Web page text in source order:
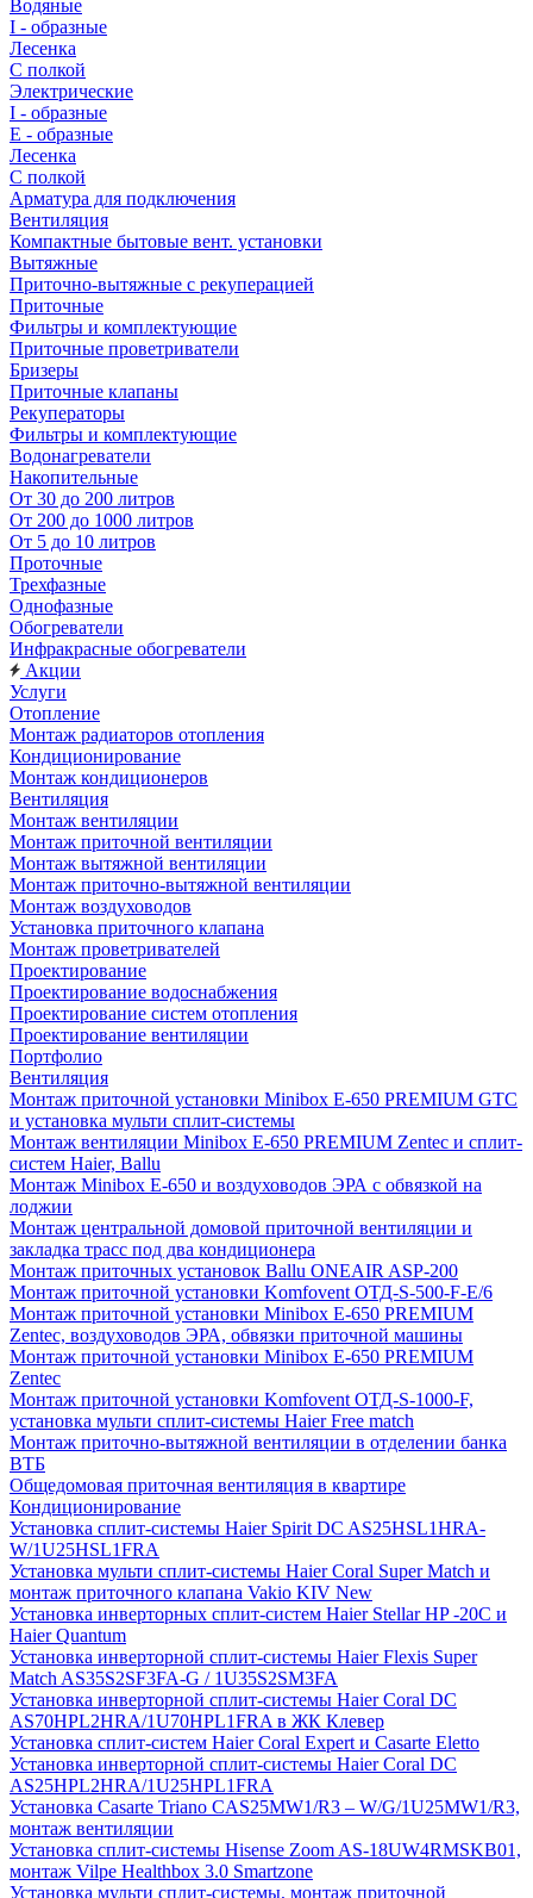
Водяные
I - образные
Лесенка
С полкой
Электрические
I - образные
E - образные
Лесенка
С полкой
Арматура для подключения
Вентиляция
Компактные бытовые вент. установки
Вытяжные
Приточно-вытяжные с рекуперацией
Приточные
Фильтры и комплектующие
Приточные проветриватели
Бризеры
Приточные клапаны
Рекуператоры
Фильтры и комплектующие
Водонагреватели
Накопительные
От 30 до 200 литров
От 200 до 1000 литров
От 5 до 10 литров
Проточные
Трехфазные
Однофазные
Обогреватели
Инфракрасные обогреватели
Акции
Услуги
Отопление
Монтаж радиаторов отопления
Кондиционирование
Монтаж кондиционеров
Вентиляция
Монтаж вентиляции
Монтаж приточной вентиляции
Монтаж вытяжной вентиляции
Монтаж приточно-вытяжной вентиляции
Монтаж воздуховодов
Установка приточного клапана
Монтаж проветривателей
Проектирование
Проектирование водоснабжения
Проектирование систем отопления
Проектирование вентиляции
Портфолио
Вентиляция
Монтаж приточной установки Minibox E-650 PREMIUM GTC
и установка мульти сплит-системы
Монтаж вентиляции Minibox E-650 PREMIUM Zentec и сплит-
систем Haier, Ballu
Монтаж Minibox E-650 и воздуховодов ЭРА с обвязкой на
лоджии
Монтаж центральной домовой приточной вентиляции и
закладка трасс под два кондиционера
Монтаж приточных установок Ballu ONEAIR ASP-200
Монтаж приточной установки Komfovent ОТД-S-500-F-E/6
Монтаж приточной установки Minibox E-650 PREMIUM
Zentec, воздуховодов ЭРА, обвязки приточной машины
Монтаж приточной установки Minibox E-650 PREMIUM
Zentec
Монтаж приточной установки Komfovent ОТД-S-1000-F,
установка мульти сплит-системы Haier Free match
Монтаж приточно-вытяжной вентиляции в отделении банка
ВТБ
Общедомовая приточная вентиляция в квартире
Кондиционирование
Установка сплит-системы Haier Spirit DC AS25HSL1HRA-
W/1U25HSL1FRA
Установка мульти сплит-системы Haier Coral Super Match и
монтаж приточного клапана Vakio KIV New
Установка инверторных сплит-систем Haier Stellar HP -20С и
Haier Quantum
Установка инверторной сплит-системы Haier Flexis Super
Match AS35S2SF3FA-G / 1U35S2SM3FA
Установка инверторной сплит-системы Haier Coral DC
AS70HPL2HRA/1U70HPL1FRA в ЖК Клевер
Установка сплит-систем Haier Coral Expert и Casarte Eletto
Установка инверторной сплит-системы Haier Coral DC
AS25HPL2HRA/1U25HPL1FRA
Установка Casarte Triano CAS25MW1/R3 – W/G/1U25MW1/R3,
монтаж вентиляции
Установка сплит-системы Hisense Zoom AS-18UW4RMSKB01,
монтаж Vilpe Healthbox 3.0 Smartzone
Установка мульти сплит-системы, монтаж приточной